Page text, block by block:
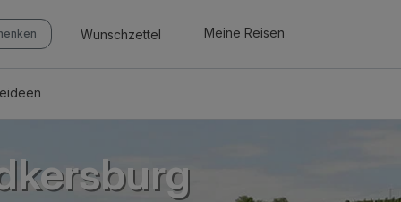
Wunschzettel Meine Reisen